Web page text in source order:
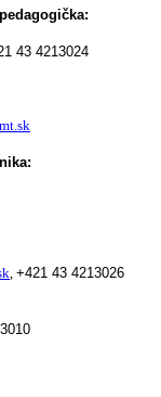
43 4213024
+421 43 4213026